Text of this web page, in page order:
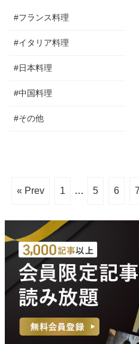
#フランス料理
#イタリア料理
#日本料理
#中国料理
#その他
« Prev 1 … 5 6 7